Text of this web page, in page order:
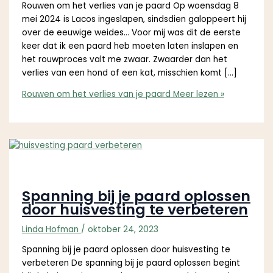
Rouwen om het verlies van je paard Op woensdag 8
mei 2024 is Lacos ingeslapen, sindsdien galoppeert hij
over de eeuwige weides… Voor mij was dit de eerste
keer dat ik een paard heb moeten laten inslapen en
het rouwproces valt me zwaar. Zwaarder dan het
verlies van een hond of een kat, misschien komt […]
Rouwen om het verlies van je paard Meer lezen »
Spanning bij je paard oplossen
door huisvesting te verbeteren
Linda Hofman / oktober 24, 2023
Spanning bij je paard oplossen door huisvesting te
verbeteren De spanning bij je paard oplossen begint